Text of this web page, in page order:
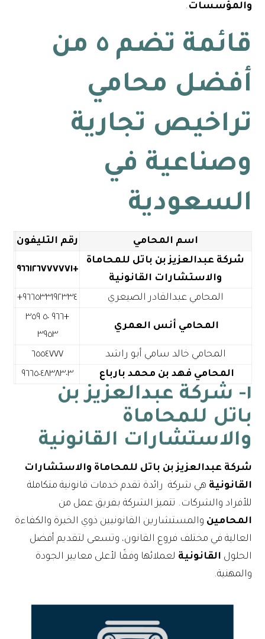
والمؤسسات .
قائمة تضم ٥ من
أفضل محامي
تراخيص تجارية
وصناعية في
السعودية
اسم المحامي
رقم التليفون
شركة عبدالعزيز بن باتل للمحاماة
والاستشارات القانونية
+٩٦٦١٢٦٧٧٧٧٧١
المحامي عبدالقادر الصيعري
المحامي أنس العمري
+٩٦٦ ٥٠ ٣٥٩
٣٩٥٣
المحامي خالد سامي أبو راشد
٦٥٥٤٧٧٧
المحامي فهد بن محمد بارباع
٩٦٦٥٠٤٨٣٨٣٠٣
١- شركة عبدالعزيز بن
باتل للمحاماة
والاستشارات القانونية
شركة عبدالعزيز بن باتل للمحاماة والاستشارات
القانونية هي شركة رائدة تقدم خدمات قانونية متكاملة
للأفراد والشركات. تتميز الشركة بفريق عمل من
المحامين والمستشارين القانونيين ذوي الخبرة والكفاءة
العالية في مختلف فروع القانون، وتسعى لتقديم أفضل
الحلول القانونية لعملائها وفقًا لأعلى معايير الجودة
والمهنية.